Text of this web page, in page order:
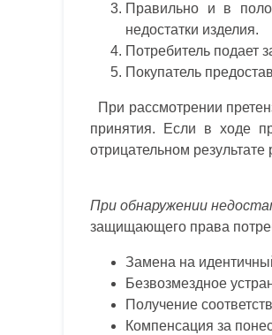
Правильно и в
недостатки изделия.
Потребитель подает
Покупатель
При рассмотрении
принятия. Если в ходе
отрицательном
При обнаружении
защищающего права
Замена на
Безвозмездное
Получение
Компенсация за